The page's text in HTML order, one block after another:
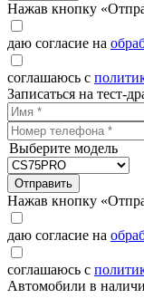
Нажав кнопку
даю согласие на
соглашаюсь с
Записаться на тест-
Выберите модель
Отправить
Нажав кнопку
даю согласие на
соглашаюсь с
Автомобили в